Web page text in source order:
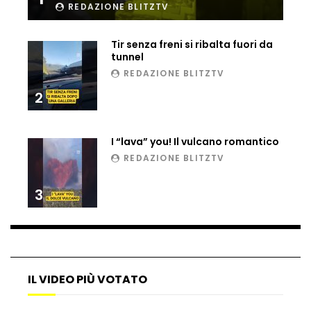
Matteo Renzi maratoneta, ad Atene
me is very difficult”
Ingresso da film a Taormina: lo sposo
plana tra le rovine greche
Incendio nel Vicentino, in fumo un
deposito di giocattoli
Il sindaco Silvia Salis porta in aula gli
REDAZIONE BLITZTV
2
Tir senza freni si ribalta fuori da
tunnel
REDAZIONE BLITZTV
3
I “lava” you! Il vulcano romantico
REDAZIONE BLITZTV
IL VIDEO PIÙ VOTATO